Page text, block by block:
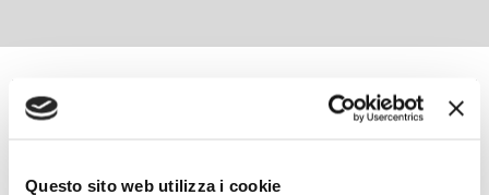
Questo sito web utilizza i cookie
VARIA STRANIERA